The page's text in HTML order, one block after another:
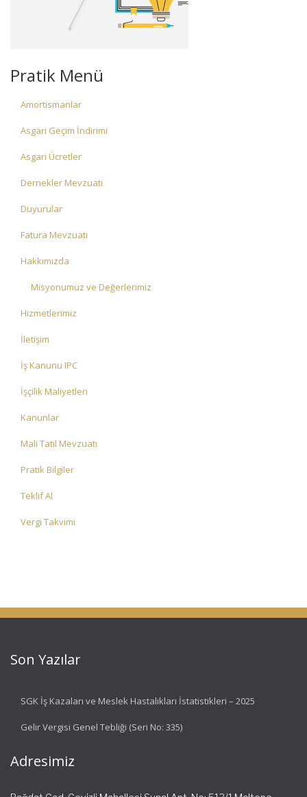
Pratik Menü
Amortismanlar
Asgari Geçim İndirimi
Asgari Ücretler
Dernekler Mevzuatı
Duyurular
Fatura Mevzuatı
Hakkımızda
Misyonumuz ve Değerlerimiz
Hizmetlerimiz
İletişim
İş Kanunu IPC
İşçilik Maliyetleri
Kanunlar
Mali Tatil Mevzuatı
Pratik Bilgiler
Teklif Al
Vergi Takvimi
Son Yazılar
SGK İş Kazaları ve Meslek Hastalıkları İstatistikleri – 2025
Gelir Vergisi Genel Tebliği (Seri No: 335)
Adresimiz